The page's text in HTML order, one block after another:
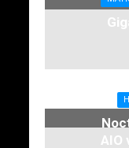
AIO